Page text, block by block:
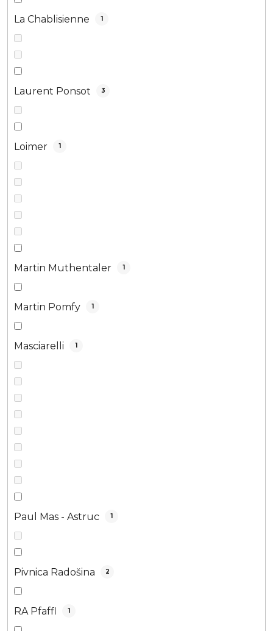
La Chablisienne 1
Laurent Ponsot 3
Loimer 1
Martin Muthentaler 1
Martin Pomfy 1
Masciarelli 1
Paul Mas - Astruc 1
Pivnica Radošina 2
RA Pfaffl 1